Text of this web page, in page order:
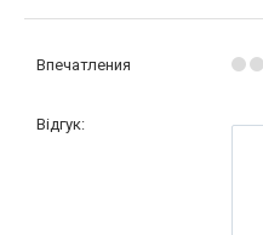
Впечатления
Відгук: